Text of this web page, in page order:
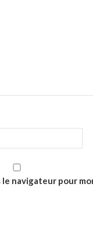
navigateur pour